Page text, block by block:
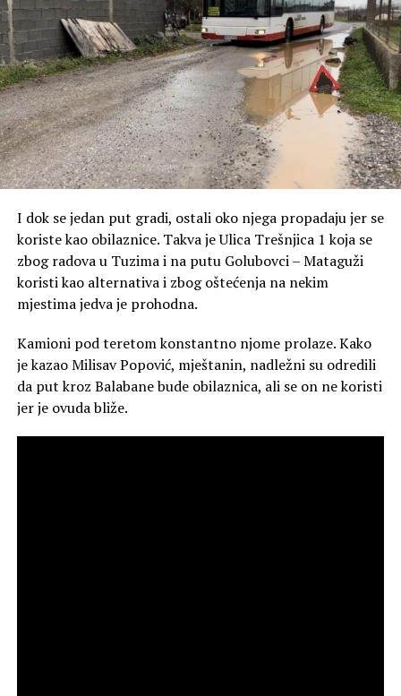
I dok se jedan put gradi, ostali oko njega propadaju jer se
koriste kao obilaznice. Takva je Ulica Trešnjica 1 koja se
zbog radova u Tuzima i na putu Golubovci – Mataguži
koristi kao alternativa i zbog oštećenja na nekim
mjestima jedva je prohodna.
Kamioni pod teretom konstantno njome prolaze. Kako
je kazao Milisav Popović, mještanin, nadležni su odredili
da put kroz Balabane bude obilaznica, ali se on ne koristi
jer je ovuda bliže.